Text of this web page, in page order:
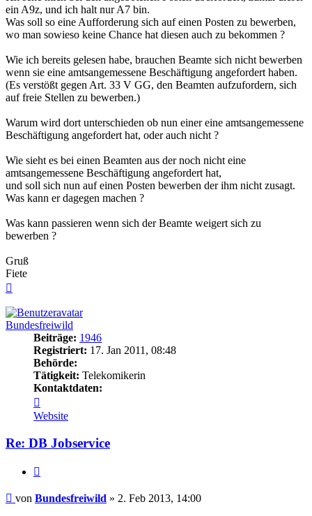
ein A9z, und ich halt nur A7 bin.
Was soll so eine Aufforderung sich auf einen Posten zu bewerben,
wo man sowieso keine Chance hat diesen auch zu bekommen ?
Wie ich bereits gelesen habe, brauchen Beamte sich nicht bewerben
wenn sie eine amtsangemessene Beschäftigung angefordert haben.
(Es verstößt gegen Art. 33 V GG, den Beamten aufzufordern, sich
auf freie Stellen zu bewerben.)
Warum wird dort unterschieden ob nun einer eine amtsangemessene
Beschäftigung angefordert hat, oder auch nicht ?
Wie sieht es bei einen Beamten aus der noch nicht eine
amtsangemessene Beschäftigung angefordert hat,
und soll sich nun auf einen Posten bewerben der ihm nicht zusagt.
Was kann er dagegen machen ?
Was kann passieren wenn sich der Beamte weigert sich zu
bewerben ?
Gruß
Fiete
Bundesfreiwild
Beiträge: 1946
Registriert: 17. Jan 2011, 08:48
Behörde:
Tätigkeit: Telekomikerin
Kontaktdaten:
von
Bundesfreiwild
Website
Re: DB Jobservice
Beitrag
von Bundesfreiwild » 2. Feb 2013, 14:00